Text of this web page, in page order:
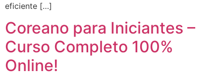
eficiente […]
Coreano para Iniciantes –
Curso Completo 100%
Online!